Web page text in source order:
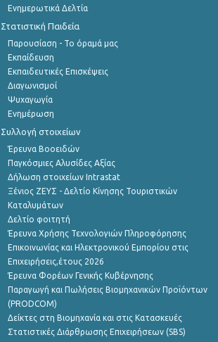
Ενημερωτικά Δελτία
Στατιστική Παιδεία
Παρουσίαση - Το όραμά μας
Εκπαίδευση
Εκπαιδευτικές Επισκέψεις
Διαγωνισμοί
Ψυχαγωγία
Ενημέρωση
Συλλογή στοιχείων
Έρευνα Βοοειδών
Παγκόσμιες Αλυσίδες Αξίας
Δήλωση στοιχείων Intrastat
Ξένιος ΖΕΥΣ - Δελτίο Κίνησης Τουριστικών
Καταλυμάτων
Δελτίο φοιτητή
Έρευνα Χρήσης Τεχνολογιών Πληροφόρησης
Επικοινωνίας και Ηλεκτρονικού Εμπορίου στις
Επιχειρήσεις,έτους 2026
Έρευνα Φορέων Γενικής Κυβέρνησης
Παραγωγή και Πωλήσεις Βιομηχανικών Προϊόντων
(PRODCOM)
Δείκτες στη Βιομηχανία και στις Κατασκευές
Στατιστικές Διάρθρωσης Επιχειρήσεων (SBS)